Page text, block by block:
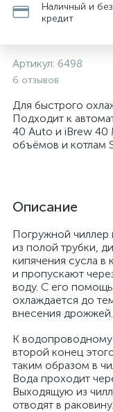
Наличный и
кредит
Артикул: 6498
6 отзывов
Для быстрого
Подходит к
40 Auto и iBrew 40
объёмов и котлам
Описание
Погружной
из полой трубки,
кипячения сусла в
и пропускают
воду. С его
охлаждается до
внесения дрожжей.
К водопроводному
второй конец
таким образом в
Вода проходит
Выходящую из
отводят в раковину.